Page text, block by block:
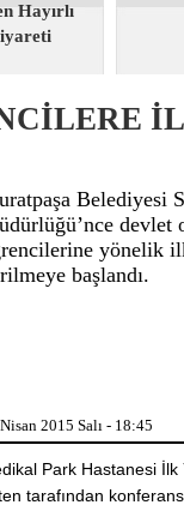
Hayırlı
Belediyesi
devlet
yönelik
başlandı.
2015 Salı - 18:45
Park Hastanesi İlk
tarafından